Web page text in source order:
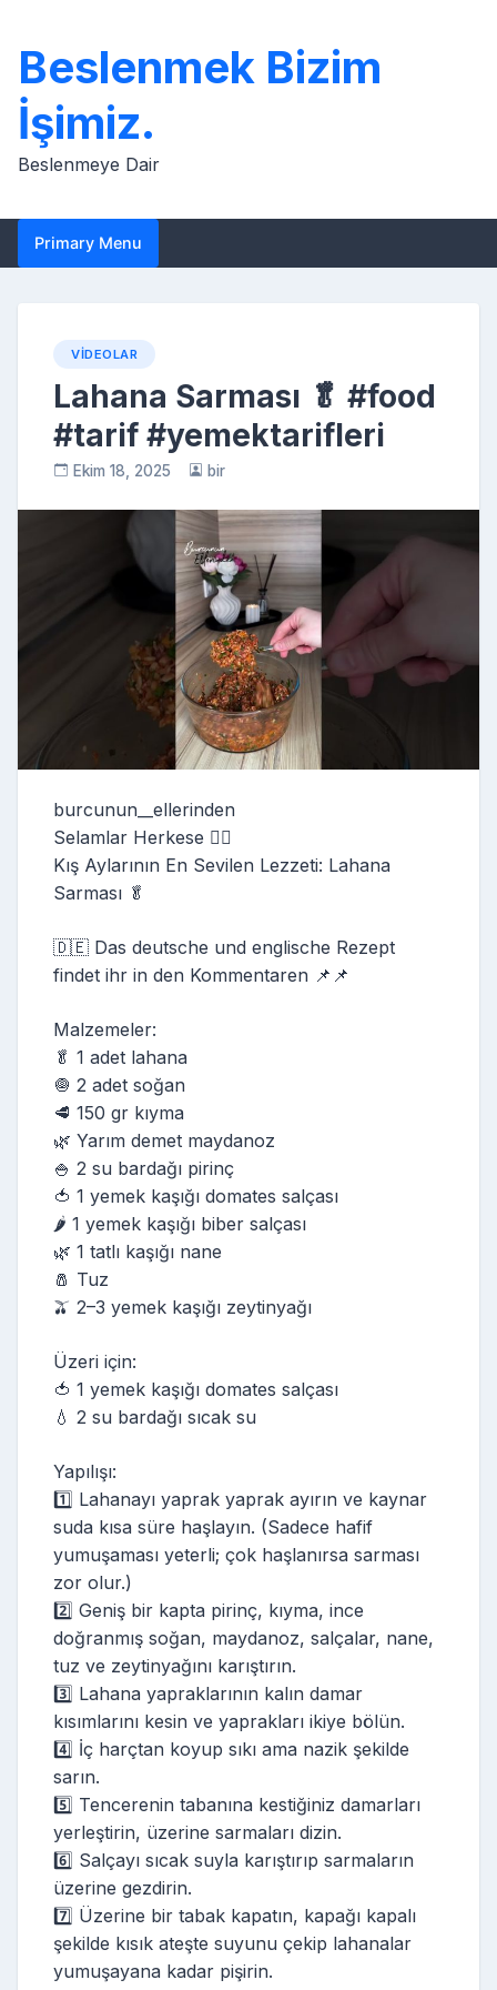
content
Beslenmek Bizim
İşimiz.
Beslenmeye Dair
Primary Menu
VIDEOLAR
Lahana Sarması 🥬 #food
#tarif #yemektarifleri
Ekim 18, 2025 bir
burcunun__ellerinden
Selamlar Herkese 🙋‍♀️
Kış Aylarının En Sevilen Lezzeti: Lahana
Sarması 🥬
🇩🇪 Das deutsche und englische Rezept
findet ihr in den Kommentaren 📌📌
Malzemeler:
🥬 1 adet lahana
🧅 2 adet soğan
🥩 150 gr kıyma
🌿 Yarım demet maydanoz
🍚 2 su bardağı pirinç
🍅 1 yemek kaşığı domates salçası
🌶️ 1 yemek kaşığı biber salçası
🌿 1 tatlı kaşığı nane
🧂 Tuz
🫒 2–3 yemek kaşığı zeytinyağı
Üzeri için:
🍅 1 yemek kaşığı domates salçası
💧 2 su bardağı sıcak su
Yapılışı:
1️⃣ Lahanayı yaprak yaprak ayırın ve kaynar
suda kısa süre haşlayın. (Sadece hafif
yumuşaması yeterli; çok haşlanırsa sarması
zor olur.)
2️⃣ Geniş bir kapta pirinç, kıyma, ince
doğranmış soğan, maydanoz, salçalar, nane,
tuz ve zeytinyağını karıştırın.
3️⃣ Lahana yapraklarının kalın damar
kısımlarını kesin ve yaprakları ikiye bölün.
4️⃣ İç harçtan koyup sıkı ama nazik şekilde
sarın.
5️⃣ Tencerenin tabanına kestiğiniz damarları
yerleştirin, üzerine sarmaları dizin.
6️⃣ Salçayı sıcak suyla karıştırıp sarmaların
üzerine gezdirin.
7️⃣ Üzerine bir tabak kapatın, kapağı kapalı
şekilde kısık ateşte suyunu çekip lahanalar
yumuşayana kadar pişirin.